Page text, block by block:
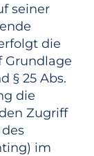
seiner
die
Grundlage
§ 25 Abs.
die
Zugriff
im